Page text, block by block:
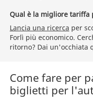
Qual è la migliore tariffa
Lancia una ricerca per
Forlì più economico.
ritorno? Dai un'occhiata
Come fare per
biglietti per